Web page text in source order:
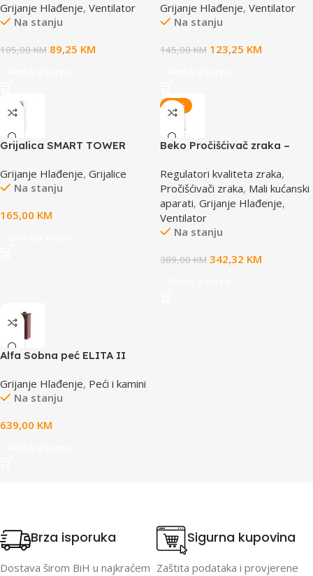
Grijanje Hlađenje, Ventilator
Na stanju
105,00KM 89,25 KM
Grijanje Hlađenje, Ventilator
Na stanju
145,00KM 123,25 KM
Grijalica SMART TOWER
Grijanje Hlađenje, Grijalice
Na stanju
165,00 KM
-12%
Beko Pročišćivač zraka –
Regulatori kvaliteta zraka,
Pročišćivači zraka, Mali kućanski
aparati, Grijanje Hlađenje,
Ventilator
Na stanju
389,00KM 342,32 KM
Alfa Sobna peć ELITA II
Grijanje Hlađenje, Peći i kamini
Na stanju
639,00 KM
Brza isporuka
Dostava širom BiH u najkraćem
Sigurna kupovina
Zaštita podataka i provjerene